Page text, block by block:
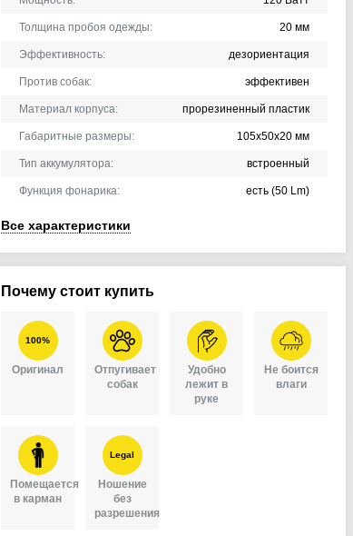
Толщина пробоя одежды: 20 мм
Эффективность: дезориентация
Против собак: эффективен
Материал корпуса: прорезиненный пластик
Габаритные размеры: 105х50х20 мм
Тип аккумулятора: встроенный
Функция фонарика: есть (50 Lm)
Все характеристики
Почему стоит купить
100%
Оригинал
Отпугивает
собак
Удобно
лежит в
руке
Не боится
влаги
Помещается
в карман
Legal
Ношение
без
разрешения